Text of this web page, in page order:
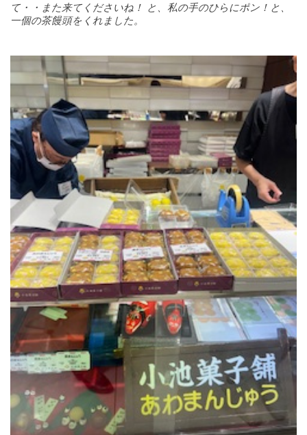
て・・また来てくださいね！ と、 私の手のひらにポン！と、
一個の茶饅頭をくれました。